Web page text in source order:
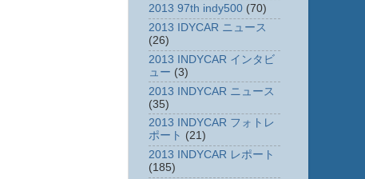
2013 97th indy500 (70)
2013 IDYCAR ニュース
(26)
2013 INDYCAR インタビ
ュー (3)
2013 INDYCAR ニュース
(35)
2013 INDYCAR フォトレ
ポート (21)
2013 INDYCAR レポート
(185)